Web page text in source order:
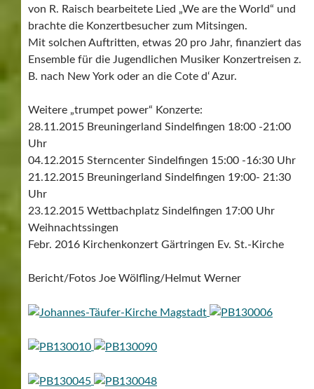
von R. Raisch bearbeitete Lied „We are the World“ und
brachte die Konzertbesucher zum Mitsingen.
Mit solchen Auftritten, etwas 20 pro Jahr, finanziert das
Ensemble für die Jugendlichen Musiker Konzertreisen z.
B. nach New York oder an die Cote d‘ Azur.
Weitere „trumpet power“ Konzerte:
28.11.2015 Breuningerland Sindelfingen 18:00 -21:00
Uhr
04.12.2015 Sterncenter Sindelfingen 15:00 -16:30 Uhr
21.12.2015 Breuningerland Sindelfingen 19:00- 21:30
Uhr
23.12.2015 Wettbachplatz Sindelfingen 17:00 Uhr
Weihnachtssingen
Febr. 2016 Kirchenkonzert Gärtringen Ev. St.-Kirche
Bericht/Fotos Joe Wölfling/Helmut Werner